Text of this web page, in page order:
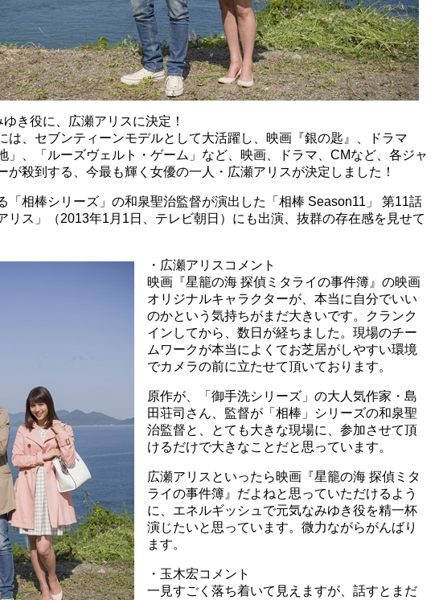
き役に、広瀬アリスに決定！
は、セブンティーンモデルとして大活躍し、映画『銀の匙』、ドラマ
」、「ルーズヴェルト・ゲーム」など、映画、ドラマ、CMなど、各ジャ
が殺到する、今最も輝く女優の一人・広瀬アリスが決定しました！
「相棒シリーズ」の和泉聖治監督が演出した「相棒 Season11」 第11話
リス」（2013年1月1日、テレビ朝日）にも出演、抜群の存在感を見せて
・広瀬アリスコメント
映画『星籠の海 探偵ミタライの事件簿』の映画
オリジナルキャラクターが、本当に自分でいい
のかという気持ちがまだ大きいです。クランク
インしてから、数日が経ちました。現場のチー
ムワークが本当によくてお芝居がしやすい環境
でカメラの前に立たせて頂いております。
原作が、「御手洗シリーズ」の大人気作家・島
田荘司さん、監督が「相棒」シリーズの和泉聖
治監督と、とても大きな現場に、参加させて頂
けるだけで大きなことだと思っています。
広瀬アリスといったら映画『星籠の海 探偵ミタ
ライの事件簿』だよねと思っていただけるよう
に、エネルギッシュで元気なみゆき役を精一杯
演じたいと思っています。微力ながらがんばり
ます。
・玉木宏コメント
一見すごく落ち着いて見えますが、話すとまだ